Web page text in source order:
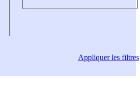
Appliquerles filtres